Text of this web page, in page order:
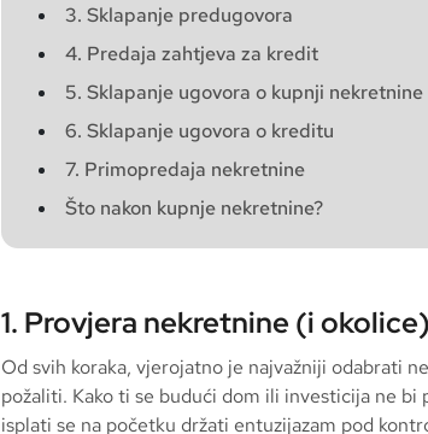
3. Sklapanje predugovora
4. Predaja zahtjeva za kredit
5. Sklapanje ugovora o kupnji nekretnine
6. Sklapanje ugovora o kreditu
7. Primopredaja nekretnine
Što nakon kupnje nekretnine?
1. Provjera nekretnine (i okolice)
Od svih koraka, vjerojatno je najvažniji odabrati
požaliti. Kako ti se budući dom ili investicija ne
isplati se na početku držati entuzijazam pod